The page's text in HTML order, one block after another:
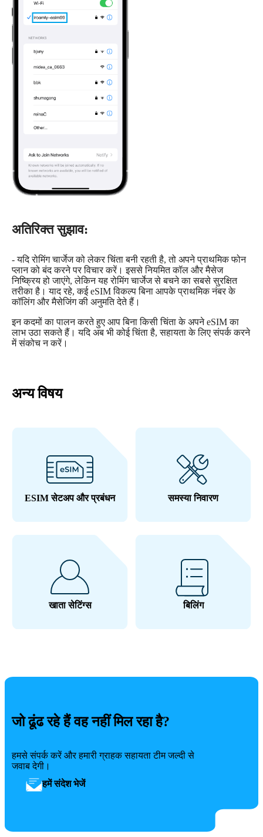
अतिरिक्त सुझाव:
- यदि रोमिंग चार्जेज को लेकर चिंता बनी रहती है, तो अपने प्राथमिक फोन
प्लान को बंद करने पर विचार करें। इससे नियमित कॉल और मैसेज
निष्क्रिय हो जाएंगे, लेकिन यह रोमिंग चार्जेज से बचने का सबसे सुरक्षित
तरीका है। याद रहे, कई eSIM विकल्प बिना आपके प्राथमिक नंबर के
कॉलिंग और मैसेजिंग की अनुमति देते हैं।
इन कदमों का पालन करते हुए आप बिना किसी चिंता के अपने eSIM का
लाभ उठा सकते हैं। यदि अब भी कोई चिंता है, सहायता के लिए संपर्क करने
में संकोच न करें।
अन्य विषय
ESIM सेटअप और प्रबंधन समस्या निवारण
खाता सेटिंग्स बिलिंग
जो ढूंढ रहे हैं वह नहीं मिल रहा है?
हमसे संपर्क करें और हमारी ग्राहक सहायता टीम जल्दी से
जवाब देगी।
हमें संदेश भेजें